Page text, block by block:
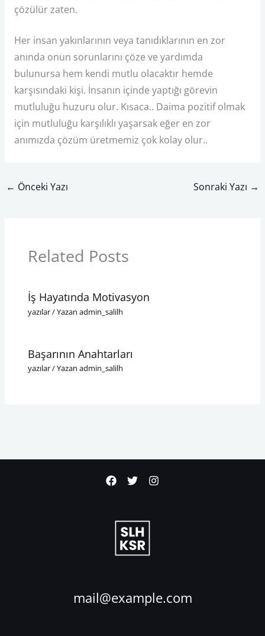
çözülür zaten.
Her insan yakınlarının veya tanıdıklarının en zor
anında onun sorunlarını çöze ve yardımda
bulunursa hem kendi mutlu olacaktır hemde
karşısındaki kişi. İnsanın içinde yaptığı görevin
mutluluğu huzuru olur. Kısaca.. Daima pozitif olmak
için mutluluğu karşılıklı yaşarsak eğer en zor
anımızda çözüm üretmemiz çok kolay olur..
← Önceki Yazı Sonraki Yazı →
Related Posts
İş Hayatında Motivasyon
yazılar/ Yazan admin_salilh
Başarının Anahtarları
yazılar/ Yazan admin_salilh
mail@example.com